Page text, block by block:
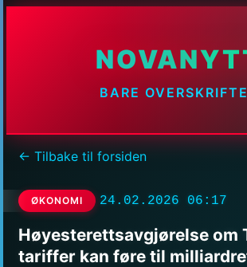
BARE
← Tilbake til forsiden
ØKONOMI 24.02.2026 06:17
Høyesterettsavgjørelse om
tariffer kan føre til